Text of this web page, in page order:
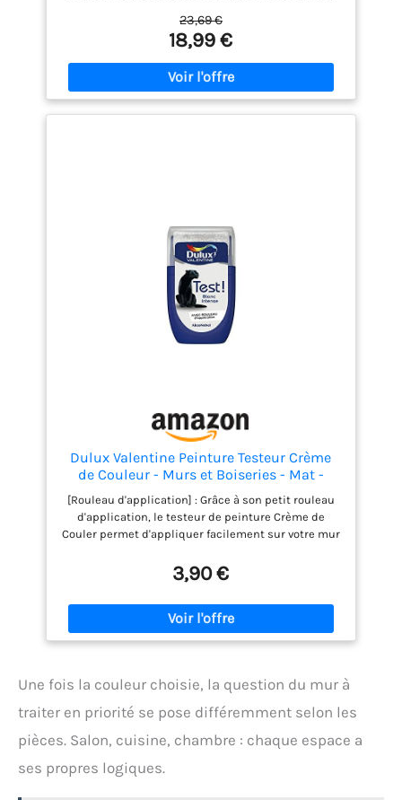
d'échantillons de peinture : adaptées à diverses
applications telles que la peinture de sols, la
peinture de quincaillerie, etc. cartes d'échantillons
de peinture standard, papier cartonné coloré
Conception portable et facile à utiliser : ce jeu de
cartes d’échantillons de couleurs est pratique à
nuanciers de peinture, échantillons de peinture
Pratiques et portables : légères et faciles à
transporter, ces nuanciers de peinture sont
parfaits pour une utilisation , ce qui les rend idéaux
pour les professionnels et les amateurs
23,69 €
18,99 €
Dulux Valentine Peinture Testeur Crème
de Couleur - Murs et Boiseries - Mat -
Couleur Blanc Intense 30 ml
[Rouleau d'application] : Grâce à son petit rouleau
d'application, le testeur de peinture Crème de
Couler permet d'appliquer facilement sur votre mur
tester une couleur avant de peindre [Toutes Pieces]
La peinture Crème de Couleur s’applique dans
toutes les pièces intérieures de votre maison et sur
de nombreux supports.Pièces : Cuisine, chambre,
salle de bain, salle à manger.Supports : Portes,
Papier peint, Toile, Fibre de verre [Facile
d'utilisation] La gamme Si Simple a été pensée pour
être accessible à tous et facile d’utilisation. Si
Simple est une peinture lavable, lessivable et
application du testeur de couleur, attendre 1h pour
3,90 €
Une fois la couleur choisie, la question du mur à
traiter en priorité se pose différemment selon les
pièces. Salon, cuisine, chambre : chaque espace a
ses propres logiques.